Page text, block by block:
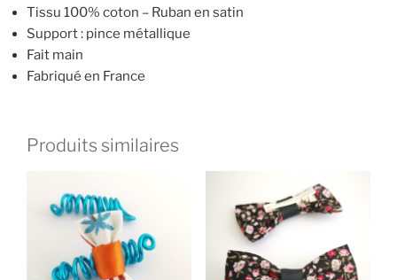
Tissu 100% coton – Ruban en satin
Support : pince métallique
Fait main
Fabriqué en France
Produits similaires